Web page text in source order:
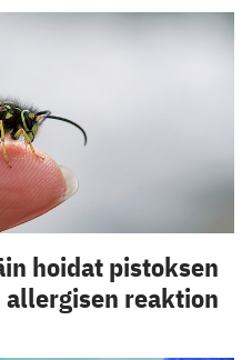
hoidat pistoksen
reaktion